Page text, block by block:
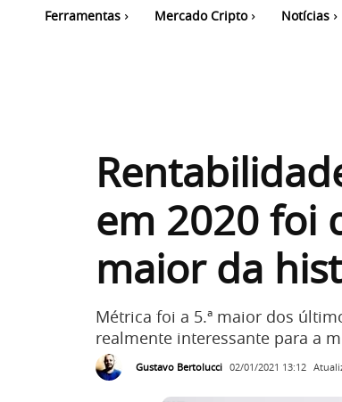
Ferramentas Mercado Cripto Notícias
em 2020 foi
maior da
Métrica foi a 5.ª maior dos
realmente interessante para a
Gustavo Bertolucci 02/01/2021 13:12